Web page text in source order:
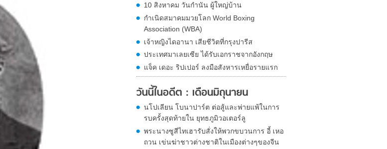
10 สิงหาคม วันกำนัน ผู้ใหญ่บ้าน
กำเนิดสมาคมมวยโลก World Boxing
Association (WBA)
เจ้าหญิงไดอานา เสียชีวิตที่กรุงปารีส
ประเทศมาเลยเซีย ได้รับเอกราชจากอังกฤษ
แจ็ค เดอะ ริปเปอร์ ลงมือสังหารเหยื่อรายแรก
วันนี้ในอดีต : เดือนมิถุนายน
นโปเลียน โบนาปาร์ต ต่อสู้และพ่ายแพ้ในการ
รบครั้งสุดท้ายใน ยุทธภูมิวอเตอร์ลู
พระนางซูสีไทเฮารับสั่งให้พวกขบวนการ อี้ เหอ
ถวน เข่นฆ่าชาวต่างชาติในเมืองต่างๆของจีน